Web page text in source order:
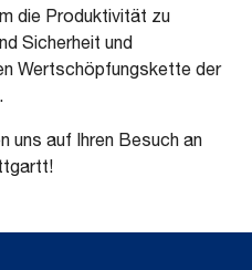
die Produktivität zu
Sicherheit und
Wertschöpfungskette der
uns auf Ihren Besuch an